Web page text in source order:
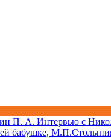
П. А. Интервью с
бабушке,